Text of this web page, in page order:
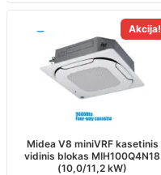
Akcija!
Midea V8 miniVRF kasetinis
vidinis blokas MIH100Q4N18
(10,0/11,2 kW)